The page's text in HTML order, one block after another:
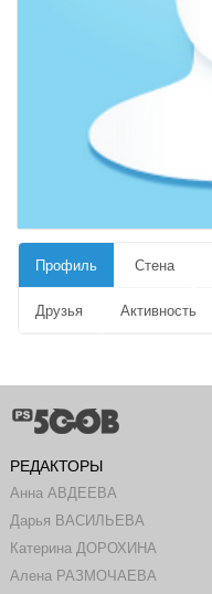
Профиль Стена
Друзья Активность
РЕДАКТОРЫ
Анна АВДЕЕВА
Дарья ВАСИЛЬЕВА
Катерина ДОРОХИНА
Алена РАЗМОЧАЕВА